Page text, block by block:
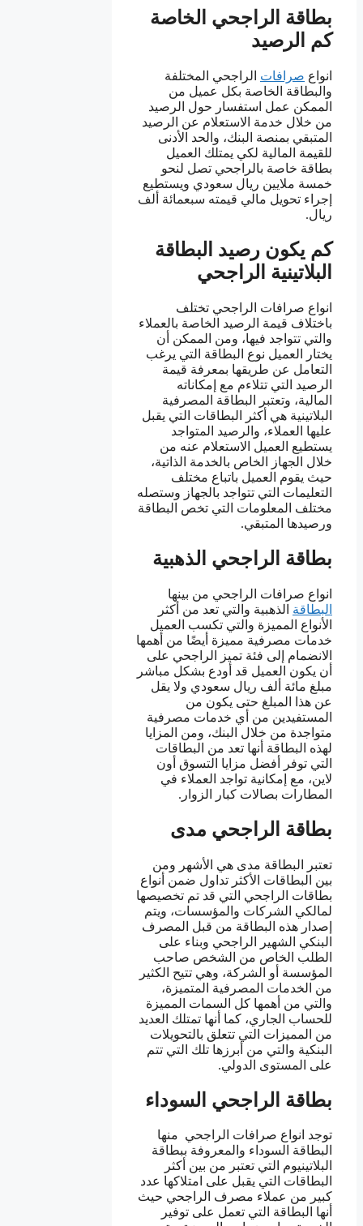
بطاقة الراجحي الخاصة
كم الرصيد
انواع صرافات الراجحي المختلفة
والبطاقة الخاصة بكل عميل من
الممكن عمل استفسار حول الرصيد
من خلال خدمة الاستعلام عن الرصيد
المتبقي بمنصة البنك، والحد الأدنى
للقيمة المالية لكي يمتلك العميل
بطاقة خاصة بالراجحي تصل لنحو
خمسة ملايين ريال سعودي ويستطيع
إجراء تحويل مالي قيمته سبعمائة ألف
ريال.
كم يكون رصيد البطاقة
البلاتينية الراجحي
انواع صرافات الراجحي تختلف
باختلاف قيمة الرصيد الخاصة بالعملاء
والتي تتواجد فيها، ومن الممكن أن
يختار العميل نوع البطاقة التي يرغب
التعامل عن طريقها بمعرفة قيمة
الرصيد التي تتلاءم مع إمكاناته
المالية، وتعتبر البطاقة المصرفية
البلاتينية هي أكثر البطاقات التي يقبل
عليها العملاء، والرصيد المتواجد
يستطيع العميل الاستعلام عنه من
خلال الجهاز الخاص بالخدمة الذاتية،
حيث يقوم العميل باتباع مختلف
التعليمات التي تتواجد بالجهاز وستصله
مختلف المعلومات التي تخص البطاقة
ورصيدها المتبقي.
بطاقة الراجحي الذهبية
انواع صرافات الراجحي من بينها
البطاقة الذهبية والتي تعد من أكثر
الأنواع المميزة والتي تكسب العميل
خدمات مصرفية مميزة أيضًا من أهمها
الانضمام إلى فئة تميز الراجحي على
أن يكون العميل قد أودع بشكل مباشر
مبلغ مائة ألف ريال سعودي ولا يقل
عن هذا المبلغ حتى يكون من
المستفيدين من أي خدمات مصرفية
متواجدة من خلال البنك، ومن المزايا
لهذه البطاقة أنها تعد من البطاقات
التي توفر أفضل مزايا التسوق أون
لاين، مع إمكانية تواجد العملاء في
المطارات بصالات كبار الزوار.
بطاقة الراجحي مدى
تعتبر البطاقة مدى هي الأشهر ومن
بين البطاقات الأكثر تداول ضمن أنواع
بطاقات الراجحي التي قد تم تخصيصها
لمالكي الشركات والمؤسسات، ويتم
إصدار هذه البطاقة من قبل المصرف
البنكي الشهير الراجحي وبناء على
الطلب الخاص من الشخص صاحب
المؤسسة أو الشركة، وهي تتيح الكثير
من الخدمات المصرفية المتميزة،
والتي من أهمها كل السمات المميزة
للحساب الجاري، كما أنها تمتلك العديد
من المميزات التي تتعلق بالتحويلات
البنكية والتي من أبرزها تلك التي تتم
على المستوى الدولي.
بطاقة الراجحي السوداء
توجد انواع صرافات الراجحي منها
البطاقة السوداء والمعروفة ببطاقة
البلاتينيوم التي تعتبر من بين أكثر
البطاقات التي يقبل على امتلاكها عدد
كبير من عملاء مصرف الراجحي حيث
أنها البطاقة التي تعمل على توفير